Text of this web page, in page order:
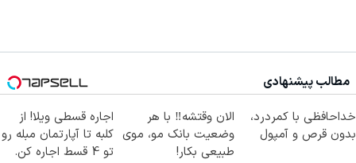
مطالب پیشنهادی
خداحافظی با کمردرد،
بدون قرص و آمپول
الان وقتشه‼️ با هر
وضعیت بانک مو، موی
طبیعی بکار!
اجاره‌ قسطی ویلا! از
کلبه تا آپارتمان مبله رو
تو 4 قسط اجاره کن.